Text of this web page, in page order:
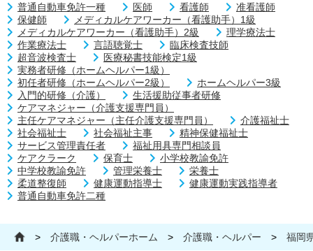
普通自動車免許一種 医師 看護師
准看護師
保健師
メディカルケアワーカー（看護助手）1級
メディカルケアワーカー（看護助手）2級
理学療法士
作業療法士
言語聴覚士
臨床検査技師
超音波検査士
医療秘書技能検定1級
実務者研修（ホームヘルパー1級）
初任者研修（ホームヘルパー2級）
ホームヘルパー3級
入門的研修（介護）
生活援助従事者研修
ケアマネジャー（介護支援専門員）
主任ケアマネジャー（主任介護支援専門員）
介護福祉士
社会福祉士
社会福祉主事
精神保健福祉士
サービス管理責任者
福祉用具専門相談員
ケアクラーク
保育士
小学校教諭免許
中学校教諭免許
管理栄養士
栄養士
柔道整復師
健康運動指導士
健康運動実践指導者
普通自動車免許二種
> 介護職・ヘルパーホーム > 介護職・ヘルパー > 福岡